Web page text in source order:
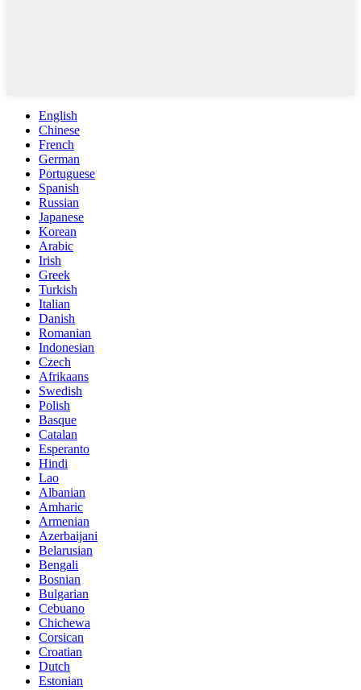
English
Chinese
French
German
Portuguese
Spanish
Russian
Japanese
Korean
Arabic
Irish
Greek
Turkish
Italian
Danish
Romanian
Indonesian
Czech
Afrikaans
Swedish
Polish
Basque
Catalan
Esperanto
Hindi
Lao
Albanian
Amharic
Armenian
Azerbaijani
Belarusian
Bengali
Bosnian
Bulgarian
Cebuano
Chichewa
Corsican
Croatian
Dutch
Estonian